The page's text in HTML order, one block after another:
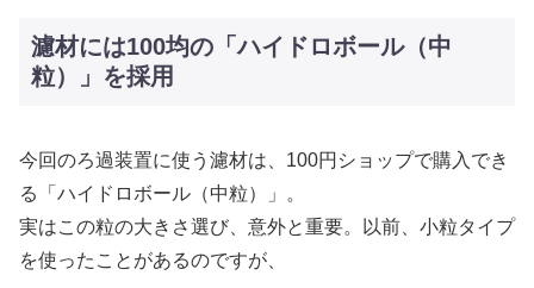
濾材には100均の「ハイドロボール（中
粒）」を採用
今回のろ過装置に使う濾材は、100円ショップで購入でき
る「ハイドロボール（中粒）」。
実はこの粒の大きさ選び、意外と重要。以前、小粒タイプ
を使ったことがあるのですが、